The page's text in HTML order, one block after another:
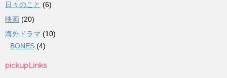
日々のこと (6)
映画 (20)
海外ドラマ (10)
BONES (4)
pickupLinks